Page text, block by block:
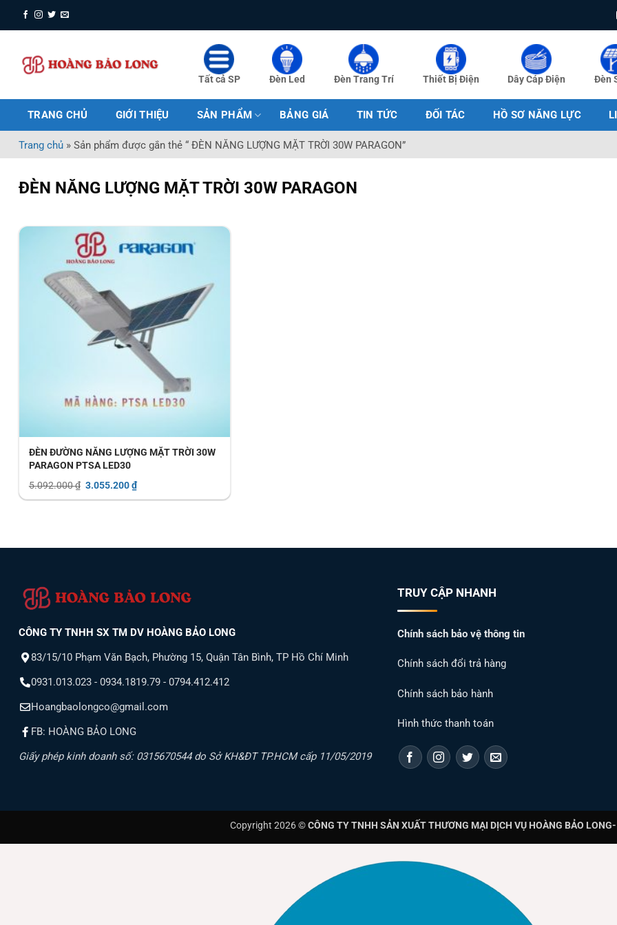
dung
Tất cả SP Đèn Led Đèn Trang Trí Thiết Bị Điện Dây Cáp Điện Đèn
TRANG CHỦ GIỚI THIỆU SẢN PHẨM BẢNG GIÁ TIN TỨC ĐỐI TÁC HỒ SƠ NĂNG LỰC
Trang chủ » Sản phẩm được gắn thẻ “ ĐÈN NĂNG LƯỢNG MẶT TRỜI 30W PARAGON”
ĐÈN NĂNG LƯỢNG MẶT TRỜI 30W PARAGON
ĐÈN ĐƯỜNG NĂNG LƯỢNG MẶT TRỜI 30W
PARAGON PTSA LED30
5.092.000₫ Giá
là:
3.055.200₫Giá
hiện
tại
CÔNG TY TNHH SX TM DV HOÀNG BẢO LONG
83/15/10 Phạm Văn Bạch, Phường 15, Quận Tân Bình, TP Hồ Chí Minh
0931.013.023 - 0934.1819.79 - 0794.412.412
Hoangbaolongco@gmail.com
FB: HOÀNG BẢO LONG
Giấy phép kinh doanh số: 0315670544 do Sở KH&ĐT TP.HCM cấp 11/05/2019
TRUY CẬP NHANH
Chính sách bảo vệ thông tin
Chính sách đổi trả hàng
Chính sách bảo hành
Hình thức thanh toán
Copyright 2026 ©CÔNG TY TNHH SẢN XUẤT THƯƠNG MẠI DỊCH VỤ HOÀNG BẢO